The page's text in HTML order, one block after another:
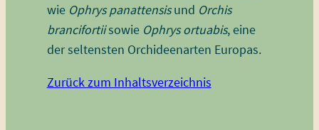
wie Ophrys panattensisund Orchis
brancifortiisowie Ophrys ortuabis, eine
der seltensten Orchideenarten Europas.
Zurück zum Inhaltsverzeichnis